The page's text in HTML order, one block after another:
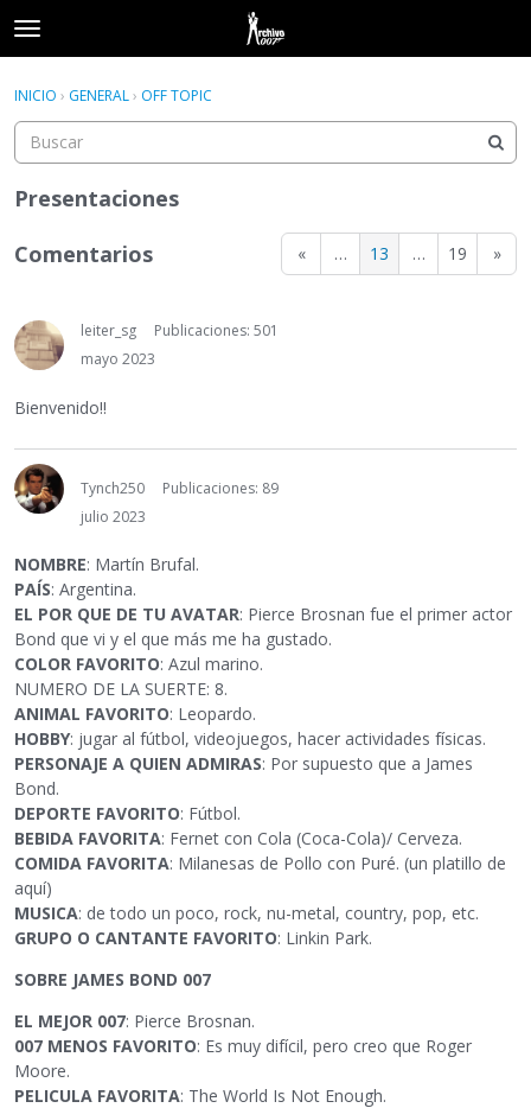
t
o
g
e
m
e
u
Acceder
Acceder Registrarse
INICIO › GENERAL› OFF TOPIC
Presentaciones
« … 13 … 19 »
Comentarios
leiter_sg
Publicaciones: 501
mayo 2023
Bienvenido!!
Tynch250
Publicaciones: 89
julio 2023
NOMBRE: Martín Brufal.
PAÍS: Argentina.
EL POR QUE DE TU AVATAR: Pierce Brosnan fue el primer actor
Bond que vi y el que más me ha gustado.
COLOR FAVORITO: Azul marino.
NUMERO DE LA SUERTE: 8.
ANIMAL FAVORITO: Leopardo.
HOBBY: jugar al fútbol, videojuegos, hacer actividades físicas.
PERSONAJE A QUIEN ADMIRAS: Por supuesto que a James
Bond.
DEPORTE FAVORITO: Fútbol.
BEBIDA FAVORITA: Fernet con Cola (Coca-Cola)/ Cerveza.
COMIDA FAVORITA: Milanesas de Pollo con Puré. (un platillo de
aquí)
MUSICA: de todo un poco, rock, nu-metal, country, pop, etc.
GRUPO O CANTANTE FAVORITO: Linkin Park.
SOBRE JAMES BOND 007
EL MEJOR 007: Pierce Brosnan.
007 MENOS FAVORITO: Es muy difícil, pero creo que Roger
Moore.
PELICULA FAVORITA: The World Is Not Enough.